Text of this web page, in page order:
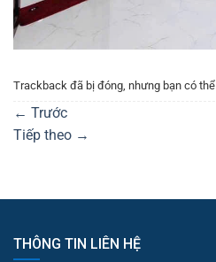
Trackback đã bị đóng, nhưng bạn có thể
← Trước
Tiếp theo →
THÔNG TIN LIÊN HỆ